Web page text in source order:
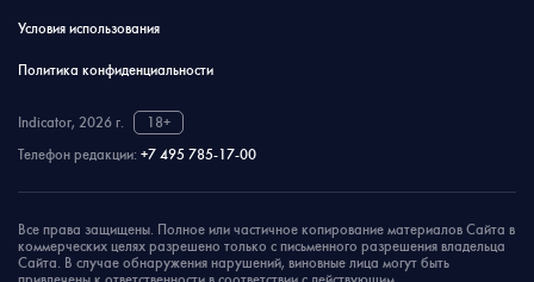
Условия использования
Политика конфиденциальности
Indicator, 2026 г.
18+
Телефон редакции: +7 495 785-17-00
Все права защищены. Полное или частичное копирование материалов Сайта в
коммерческих целях разрешено только с письменного разрешения владельца
Сайта. В случае обнаружения нарушений, виновные лица могут быть